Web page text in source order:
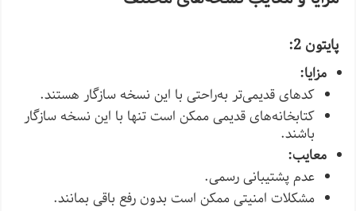
پایتون 2:
مزایا:
کدهای قدیمی‌تر به‌راحتی با این نسخه سازگار هستند.
کتابخانه‌های قدیمی ممکن است تنها با این نسخه سازگار
باشند.
معایب:
عدم پشتیبانی رسمی.
مشکلات امنیتی ممکن است بدون رفع باقی بمانند.